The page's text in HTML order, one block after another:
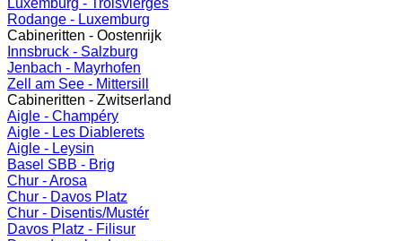
Luxemburg - Troisvierges
Rodange - Luxemburg
Cabineritten - Oostenrijk
Innsbruck - Salzburg
Jenbach - Mayrhofen
Zell am See - Mittersill
Cabineritten - Zwitserland
Aigle - Champéry
Aigle - Les Diablerets
Aigle - Leysin
Basel SBB - Brig
Chur - Arosa
Chur - Davos Platz
Chur - Disentis/Mustér
Davos Platz - Filisur